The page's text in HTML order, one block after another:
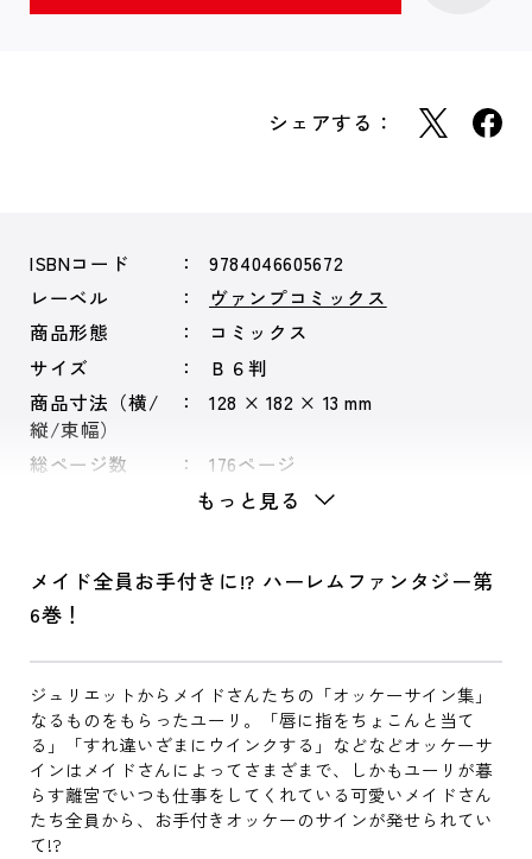
シェアする：
ISBNコード
9784046605672
レーベル
ヴァンプコミックス
商品形態
コミックス
サイズ
Ｂ６判
商品寸法（横/
縦/束幅）
128 × 182 × 13 mm
総ページ数 176ページ
もっと見る
メイド全員お手付きに!? ハーレムファンタジー第
6巻！
ジュリエットからメイドさんたちの「オッケーサイン集」
なるものをもらったユーリ。「唇に指をちょこんと当て
る」「すれ違いざまにウインクする」などなどオッケーサ
インはメイドさんによってさまざまで、しかもユーリが暮
らす離宮でいつも仕事をしてくれている可愛いメイドさん
たち全員から、お手付きオッケーのサインが発せられてい
て!?